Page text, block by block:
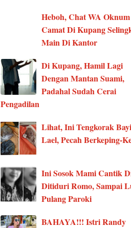
Heboh, Chat WA Oknum
Camat Di Kupang
Main Di Kantor
Di Kupang, Hamil Lagi
Dengan Mantan Suami,
Padahal Sudah Cerai
Pengadilan
Lihat, Ini Tengkorak Bayi
Lael, Pecah Berkeping-
Ini Sosok Mami Cantik
Ditiduri Romo, Sampai
Pulang Paroki
BAHAYA!!! Istri Randy